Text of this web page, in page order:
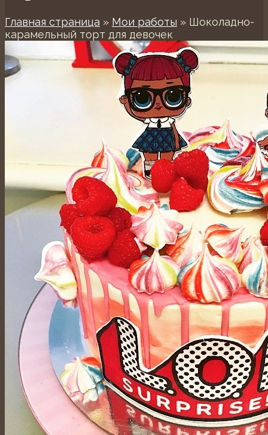
Главная страница » Мои работы » Шоколадно-
карамельный торт для девочек